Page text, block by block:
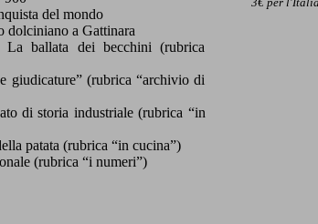
del mondo
a Gattinara
ballata dei becchini (rubrica
(rubrica “archivio di
di storia industriale (rubrica “in
patata (rubrica “in cucina”)
(rubrica “i numeri”)